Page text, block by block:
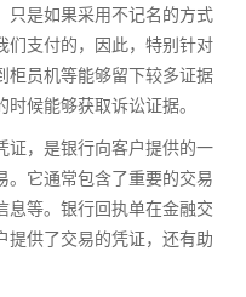
只是如果采用不记名的方式
们支付的，因此，特别针对
柜员机等能够留下较多证据
候能够获取诉讼证据。
证，是银行向客户提供的一
。它通常包含了重要的交易
息等。银行回执单在金融交
提供了交易的凭证，还有助